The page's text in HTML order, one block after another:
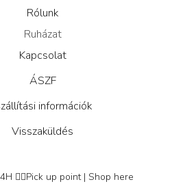
Rólunk
Ruházat
Kapcsolat
ÁSZF
információk
Visszaküldés
👇🏽Pick up point | Shop here